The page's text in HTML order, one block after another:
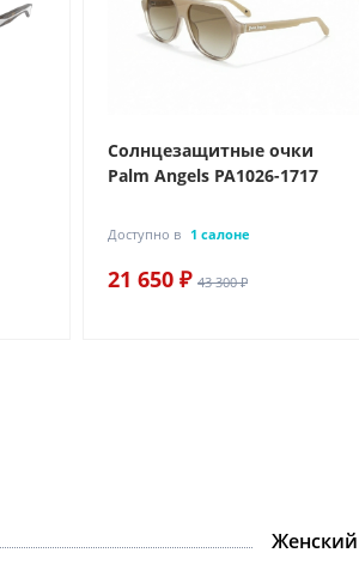
Солнцезащитные очки
Palm Angels PA1026-1717
Доступно в 1 салоне
21 650 ₽ 43 300 ₽
Женский